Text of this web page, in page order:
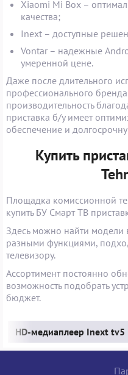
Xiaomi Mi Box –
качества;
Inext – доступные
Vontar – надежные
умеренной цене.
Даже после длительного
профессионального бренда
производительность
приставка б/у имеет
обеспечение и
Купить
Площадка комиссионной
купить БУ Смарт ТВ
Здесь можно найти модели
разными функциями,
телевизору.
Ассортимент постоянно
возможность подобрать
бюджет.
HD-медиаплеер Inext tv5